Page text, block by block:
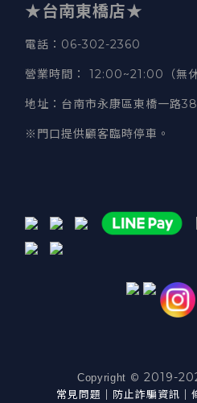
★台南東橋店★
電話 ：06-302-2360
營業時間 ： 12:00~21:00（無休
地址 ：台南市永康區東橋一路
※門口提供顧客臨時停車。
Copyright © 2019-
常見問題 防止詐騙資訊